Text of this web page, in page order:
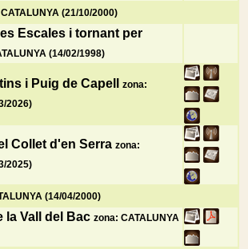
(21/10/2000)
Escales i tornant per
(14/02/1998)
i Puig de Capell
zona:
2026)
Collet d'en Serra zona:
2025)
(14/04/2000)
la Vall del Bac zona: CATALUNYA